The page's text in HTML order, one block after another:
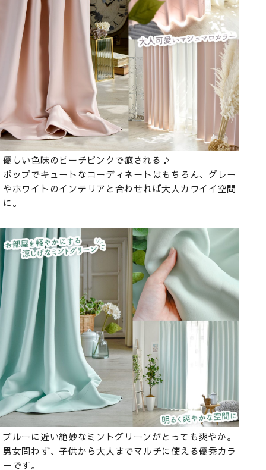
優しい色味のピーチピンクで癒される♪
ポップでキュートなコーディネートはもちろん、グレー
やホワイトのインテリアと合わせれば大人カワイイ空間
に。
ブルーに近い絶妙なミントグリーンがとっても爽やか。
男女問わず、子供から大人までマルチに使える優秀カラ
ーです。